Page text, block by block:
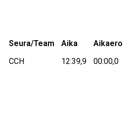
Seura/Team Aika Aikaero
CCH 12:39,9 00:00,0